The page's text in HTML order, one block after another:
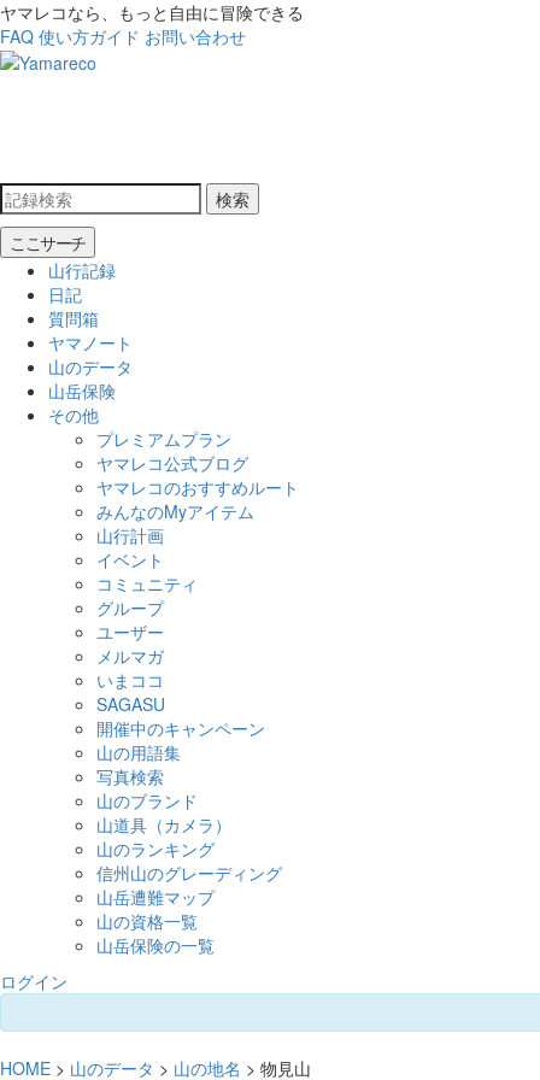
ヤマレコなら、もっと自由に冒険できる
FAQ 使い方ガイド お問い合わせ
検索
ここサーチ
山行記録
日記
質問箱
ヤマノート
山のデータ
山岳保険
その他
プレミアムプラン
ヤマレコ公式ブログ
ヤマレコのおすすめルート
みんなのMyアイテム
山行計画
イベント
コミュニティ
グループ
ユーザー
メルマガ
いまココ
SAGASU
開催中のキャンペーン
山の用語集
写真検索
山のブランド
山道具（カメラ）
山のランキング
信州山のグレーディング
山岳遭難マップ
山の資格一覧
山岳保険の一覧
ログイン
HOME > 山のデータ > 山の地名 > 物見山